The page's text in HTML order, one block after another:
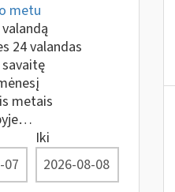
metu
24 valandas
metais
Iki